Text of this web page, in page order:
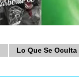
Lo Que Se Oculta